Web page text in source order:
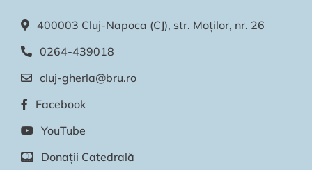
400003 Cluj-Napoca (CJ), str. Moților, nr. 26
0264-439018
cluj-gherla@bru.ro
Facebook
YouTube
Donații Catedrală